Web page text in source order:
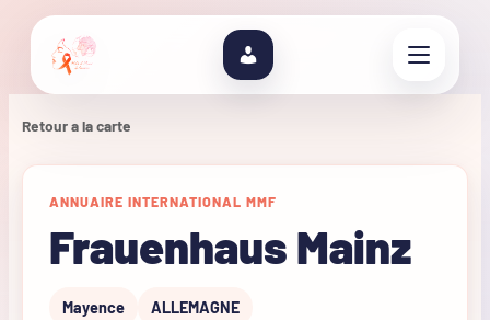
Retour a la carte
ANNUAIRE INTERNATIONAL MMF
Frauenhaus Mainz
Mayence ALLEMAGNE